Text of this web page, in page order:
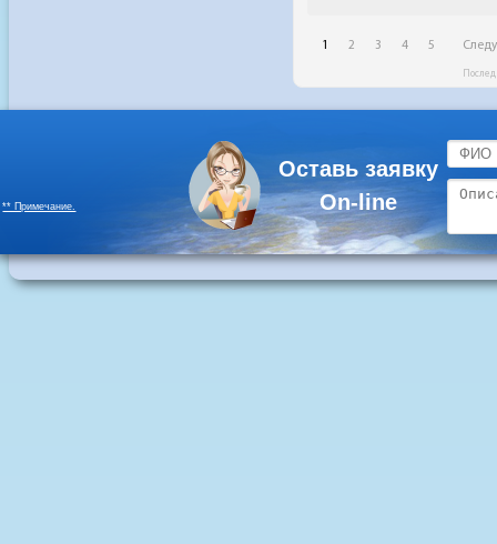
** Примечание.
Оставь заявку
On-line